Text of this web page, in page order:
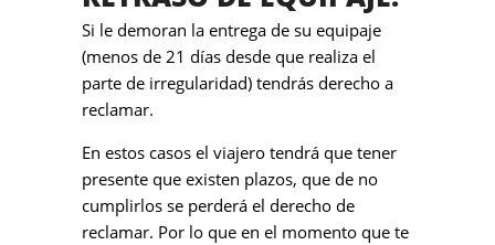
Si le demoran la entrega de su equipaje
(menos de 21 días desde que realiza el
parte de irregularidad) tendrás derecho a
reclamar.
En estos casos el viajero tendrá que tener
presente que existen plazos, que de no
cumplirlos se perderá el derecho de
reclamar. Por lo que en el momento que te